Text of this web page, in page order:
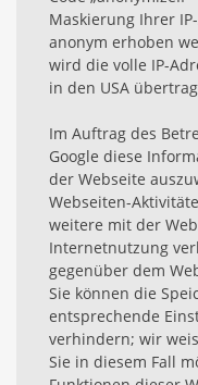
Maskierung Ihrer
anonym erhoben
wird die volle IP-
in den USA
Im Auftrag des
Google diese
der Webseite
Webseiten-
weitere mit der
Internetnutzung
gegenüber dem
Sie können die
entsprechende
verhindern; wir
Sie in diesem Fall